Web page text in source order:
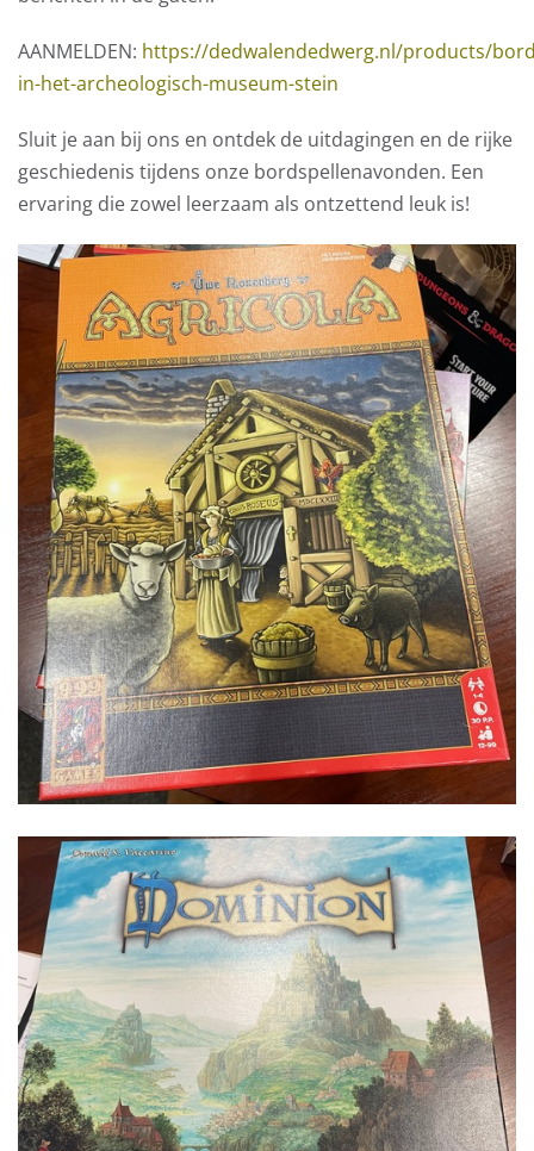
AANMELDEN: https://dedwalendedwerg.nl/products/
in-het-archeologisch-museum-stein
Sluit je aan bij ons en ontdek de uitdagingen en de rijke
geschiedenis tijdens onze bordspellenavonden. Een
ervaring die zowel leerzaam als ontzettend leuk is!